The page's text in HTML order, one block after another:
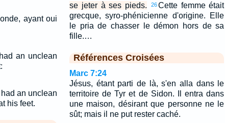
ayant oui
an unclean
an unclean
his feet.
se jeter à ses pieds.
26Cette femme était
grecque, syro-phénicienne d'origine. Elle
le pria de chasser le démon hors de sa
fille.…
Références Croisées
Marc 7:24
Jésus, étant parti de là, s'en alla dans le
territoire de Tyr et de Sidon. Il entra dans
une maison, désirant que personne ne le
sût; mais il ne put rester caché.